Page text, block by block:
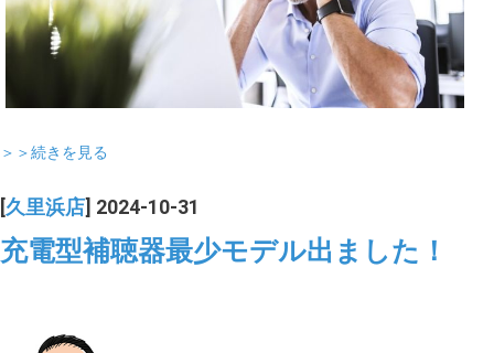
＞＞続きを見る
[久里浜店] 2024-10-31
充電型補聴器最少モデル出ました！